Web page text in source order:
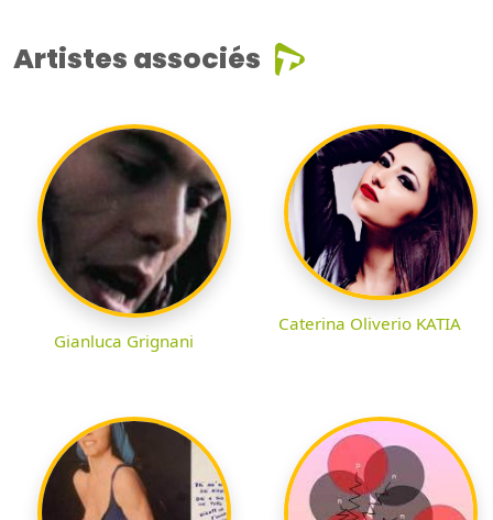
Artistes associés
Gianluca Grignani
Caterina Oliverio KATIA